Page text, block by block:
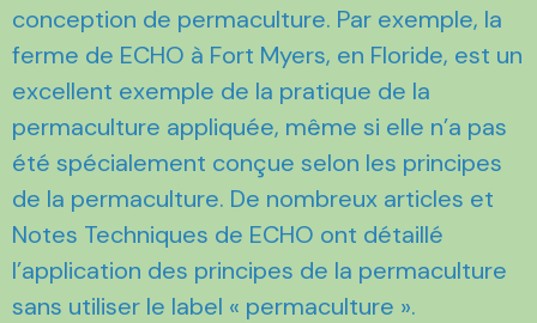
conception de permaculture. Par exemple, la
ferme de ECHO à Fort Myers, en Floride, est un
excellent exemple de la pratique de la
permaculture appliquée, même si elle n’a pas
été spécialement conçue selon les principes
de la permaculture. De nombreux articles et
Notes Techniques de ECHO ont détaillé
l’application des principes de la permaculture
sans utiliser le label « permaculture ».